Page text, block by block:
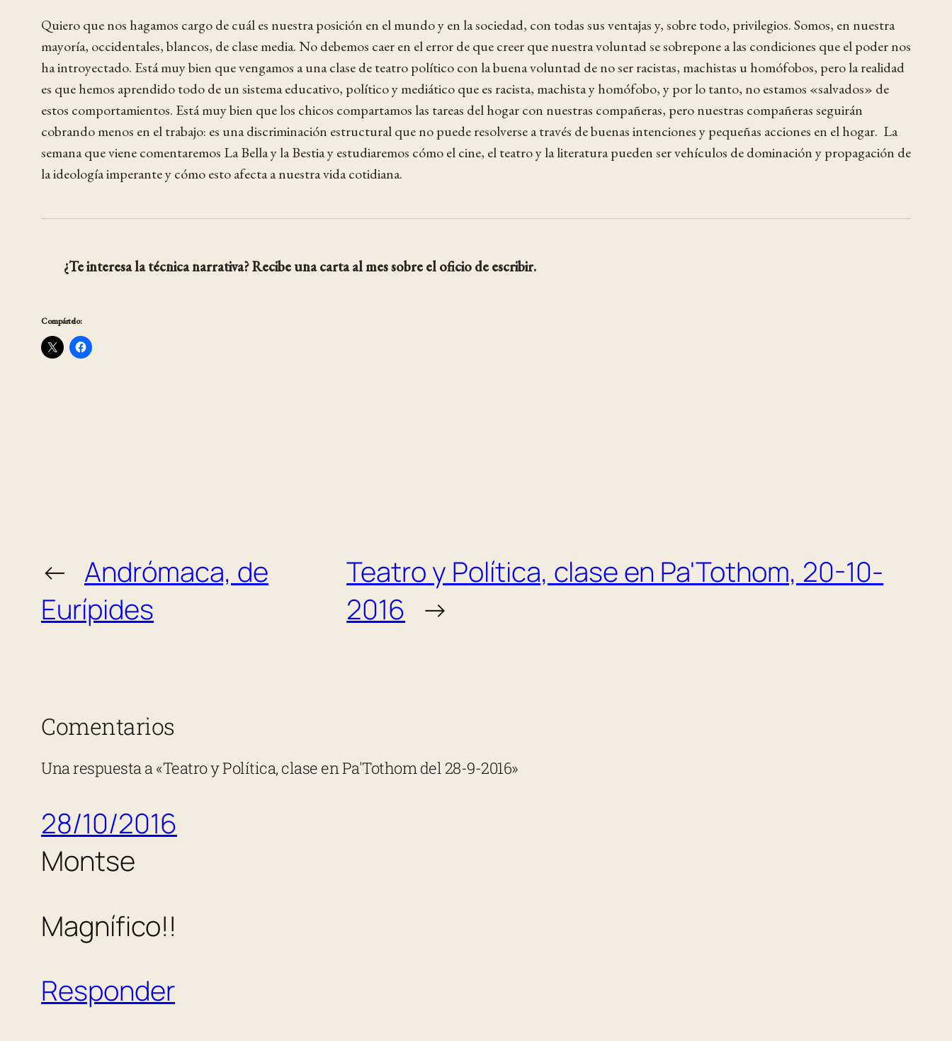
Quiero que nos hagamos cargo de cuál es nuestra posición en el mundo y en la sociedad, con todas sus ventajas y, sobre todo, privilegios. Somos, en nuestra
mayoría, occidentales, blancos, de clase media. No debemos caer en el error de que creer que nuestra voluntad se sobrepone a las condiciones que el poder nos
ha introyectado. Está muy bien que vengamos a una clase de teatro político con la buena voluntad de no ser racistas, machistas u homófobos, pero la realidad
es que hemos aprendido todo de un sistema educativo, político y mediático que es racista, machista y homófobo, y por lo tanto, no estamos «salvados» de
estos comportamientos. Está muy bien que los chicos compartamos las tareas del hogar con nuestras compañeras, pero nuestras compañeras seguirán
cobrando menos en el trabajo: es una discriminación estructural que no puede resolverse a través de buenas intenciones y pequeñas acciones en el hogar. La
semana que viene comentaremos La Bella y la Bestia y estudiaremos cómo el cine, el teatro y la literatura pueden ser vehículos de dominación y propagación de
la ideología imperante y cómo esto afecta a nuestra vida cotidiana.
¿Te interesa la técnica narrativa? Recibe una carta al mes sobre el oficio de escribir.
Compártelo:
← Andrómaca, de
Eurípides
Teatro y Política, clase en Pa'Tothom, 20-10-
2016 →
Comentarios
Una respuesta a «Teatro y Política, clase en Pa'Tothom del 28-9-2016»
28/10/2016
Montse
Magnífico!!
Responder